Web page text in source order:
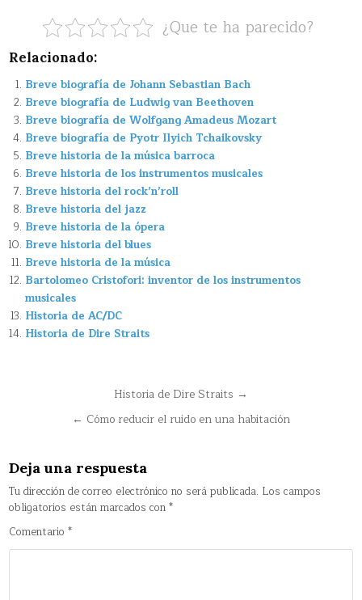
¿Que te ha parecido?
Relacionado:
Breve biografía de Johann Sebastian Bach
Breve biografía de Ludwig van Beethoven
Breve biografía de Wolfgang Amadeus Mozart
Breve biografía de Pyotr Ilyich Tchaikovsky
Breve historia de la música barroca
Breve historia de los instrumentos musicales
Breve historia del rock’n’roll
Breve historia del jazz
Breve historia de la ópera
Breve historia del blues
Breve historia de la música
Bartolomeo Cristofori: inventor de los instrumentos
musicales
Historia de AC/DC
Historia de Dire Straits
NavegaciónHistoria de Dire Straits →
← Cómo reducir el ruido en una habitación
Deja una respuesta
Tu dirección de correo electrónico no será publicada. Los campos
obligatorios están marcados con*
Comentario*